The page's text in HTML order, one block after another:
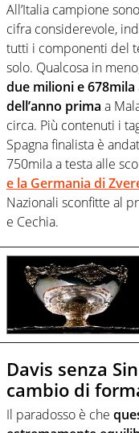
All’Italia campione
cifra considerevole,
tutti i componenti del
solo. Qualcosa in
due milioni e
dell’anno prima a
circa. Più contenuti i
Spagna finalista è
750mila a testa alle
e la Germania di
Nazionali sconfitte al
e Cechia.
Davis senza
cambio di
Il paradosso è che